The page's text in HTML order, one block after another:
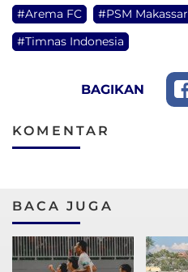
#Arema FC #PSM Makassar
#Timnas Indonesia
BAGIKAN
KOMENTAR
BACA JUGA